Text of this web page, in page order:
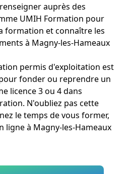
auprès des
UMIH Formation pour
formation et connaître les
à Magny-les-Hameaux
permis d'exploitation est
fonder ou reprendre un
licence 3 ou 4 dans
N'oubliez pas cette
le temps de vous former,
ligne à Magny-les-Hameaux